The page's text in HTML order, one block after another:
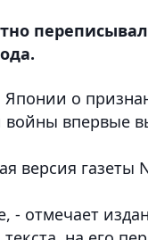
о
впервые
версия газеты
- отмечает